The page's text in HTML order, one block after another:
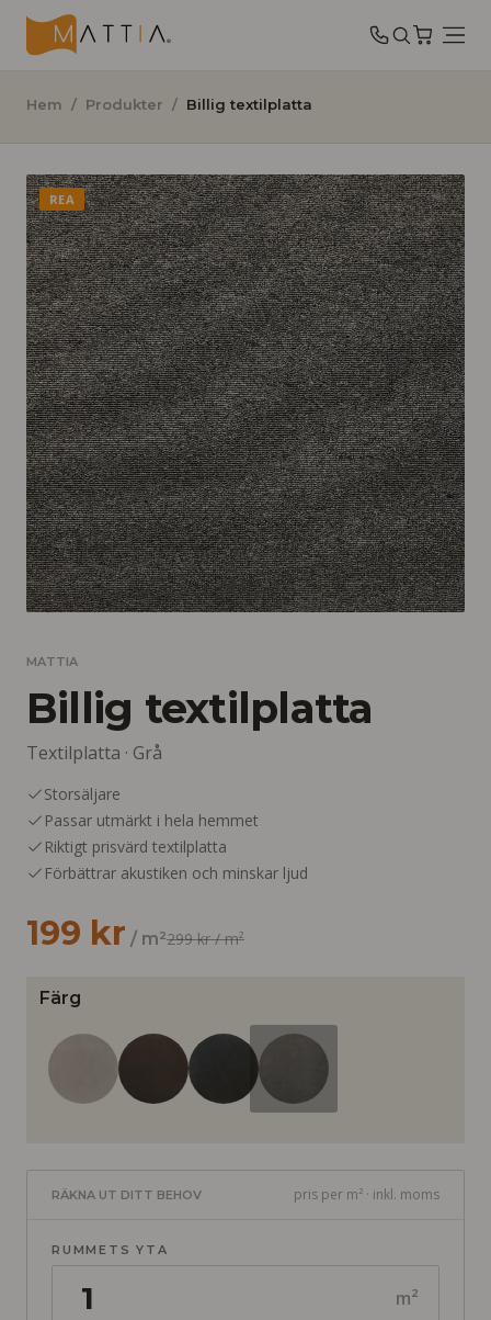
Hem / Produkter / Billig textilplatta
REA
MATTIA
Billig textilplatta
Textilplatta · Grå
Storsäljare
Passar utmärkt i hela hemmet
Riktigt prisvärd textilplatta
Förbättrar akustiken och minskar ljud
199 kr / m²299 kr/ m²
Färg
RÄKNA UT DITT BEHOV pris per m² · inkl. moms
RUMMETS YTA
m²